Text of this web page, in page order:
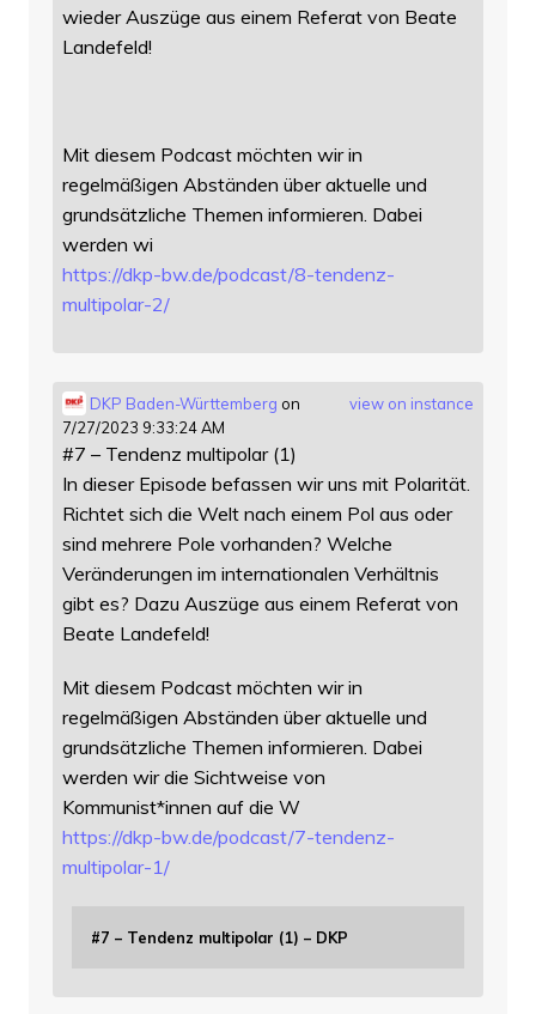
wieder Auszüge aus einem Referat von Beate
Landefeld!
Mit diesem Podcast möchten wir in
regelmäßigen Abständen über aktuelle und
grundsätzliche Themen informieren. Dabei
werden wi
https://dkp-bw.de/podcast/8-tendenz-
multipolar-2/
view on instance
DKP Baden-Württemberg on
7/27/2023 9:33:24 AM
#7 – Tendenz multipolar (1)
In dieser Episode befassen wir uns mit Polarität.
Richtet sich die Welt nach einem Pol aus oder
sind mehrere Pole vorhanden? Welche
Veränderungen im internationalen Verhältnis
gibt es? Dazu Auszüge aus einem Referat von
Beate Landefeld!
Mit diesem Podcast möchten wir in
regelmäßigen Abständen über aktuelle und
grundsätzliche Themen informieren. Dabei
werden wir die Sichtweise von
Kommunist*innen auf die W
https://dkp-bw.de/podcast/7-tendenz-
multipolar-1/
#7 – Tendenz multipolar (1) – DKP